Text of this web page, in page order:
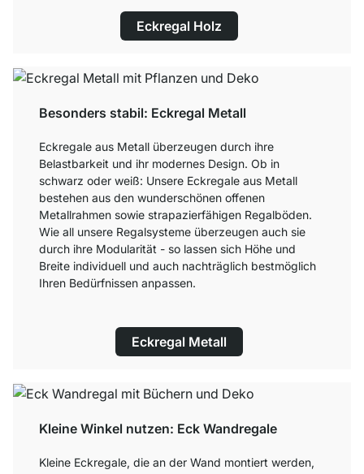
Eckregal Holz
Besonders stabil: Eckregal Metall
Eckregale aus Metall überzeugen durch ihre
Belastbarkeit und ihr modernes Design. Ob in
schwarz oder weiß: Unsere Eckregale aus Metall
bestehen aus den wunderschönen offenen
Metallrahmen sowie strapazierfähigen Regalböden.
Wie all unsere Regalsysteme überzeugen auch sie
durch ihre Modularität - so lassen sich Höhe und
Breite individuell und auch nachträglich bestmöglich
Ihren Bedürfnissen anpassen.
Eckregal Metall
Kleine Winkel nutzen: Eck Wandregale
Kleine Eckregale, die an der Wand montiert werden,